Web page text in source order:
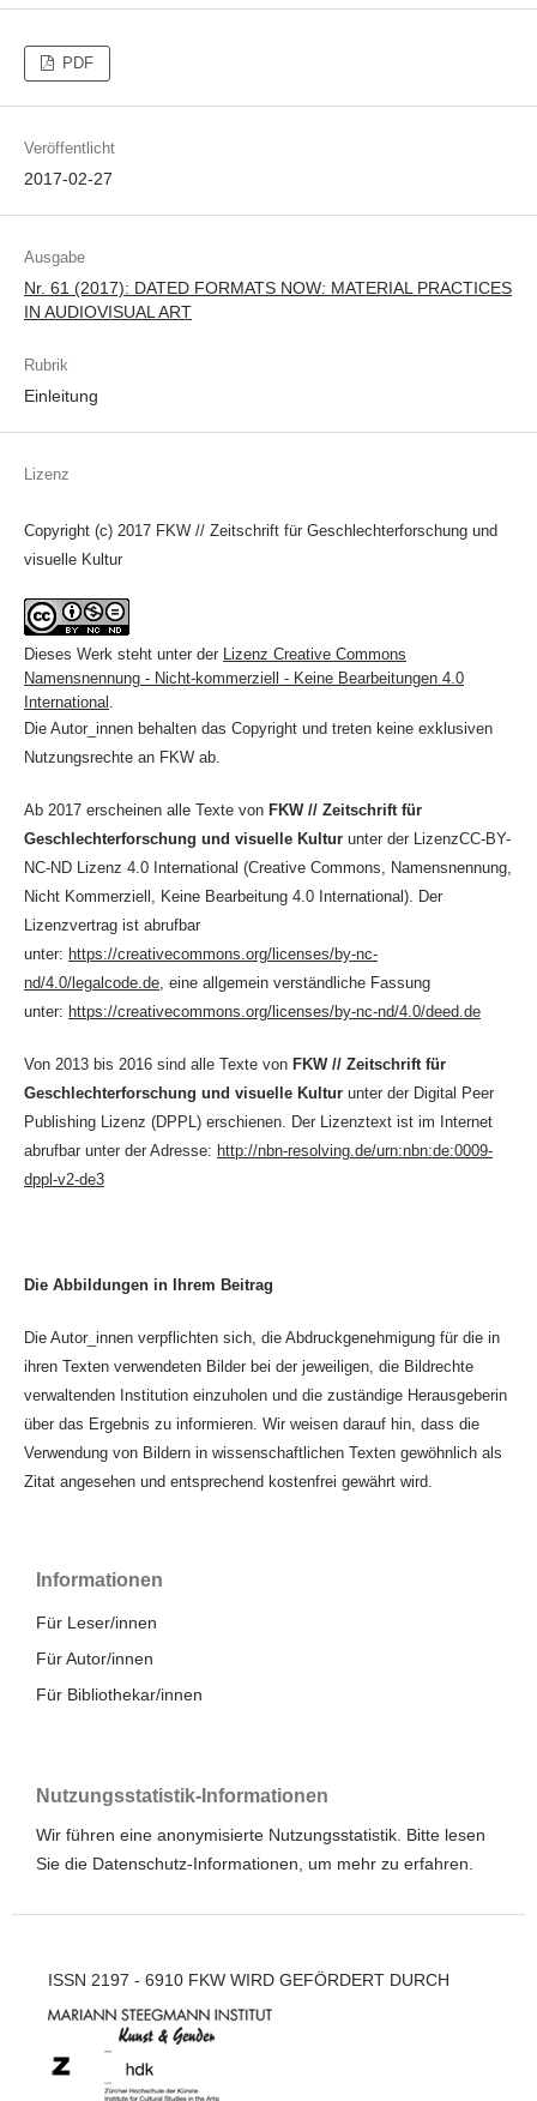
PDF
Veröffentlicht
2017-02-27
Ausgabe
Nr. 61 (2017): DATED FORMATS NOW: MATERIAL PRACTICES
IN AUDIOVISUAL ART
Rubrik
Einleitung
Lizenz
Copyright (c) 2017 FKW // Zeitschrift für Geschlechterforschung und
visuelle Kultur
Dieses Werk steht unter der Lizenz Creative Commons
Namensnennung - Nicht-kommerziell - Keine Bearbeitungen 4.0
International .
Die Autor_innen behalten das Copyright und treten keine exklusiven
Nutzungsrechte an FKW ab.
Ab 2017 erscheinen alle Texte von FKW // Zeitschrift für
Geschlechterforschung und visuelle Kulturunter der LizenzCC-BY-
NC-ND Lizenz 4.0 International (Creative Commons, Namensnennung,
Nicht Kommerziell, Keine Bearbeitung 4.0 International). Der
Lizenzvertrag ist abrufbar
unter: https://creativecommons.org/licenses/by-nc-
nd/4.0/legalcode.de, eine allgemein verständliche Fassung
unter: https://creativecommons.org/licenses/by-nc-nd/4.0/deed.de
Von 2013 bis 2016 sind alle Texte von FKW // Zeitschrift für
Geschlechterforschung und visuelle Kulturunter der Digital Peer
Publishing Lizenz (DPPL) erschienen. Der Lizenztext ist im Internet
abrufbar unter der Adresse: http://nbn-resolving.de/urn:nbn:de:0009-
dppl-v2-de3
Die Abbildungen in Ihrem Beitrag
Die Autor_innen verpflichten sich, die Abdruckgenehmigung für die in
ihren Texten verwendeten Bilder bei der jeweiligen, die Bildrechte
verwaltenden Institution einzuholen und die zuständige Herausgeberin
über das Ergebnis zu informieren. Wir weisen darauf hin, dass die
Verwendung von Bildern in wissenschaftlichen Texten gewöhnlich als
Zitat angesehen und entsprechend kostenfrei gewährt wird.
Informationen
Für Leser/innen
Für Autor/innen
Für Bibliothekar/innen
Nutzungsstatistik-Informationen
Wir führen eine anonymisierte Nutzungsstatistik. Bitte lesen
Sie die Datenschutz-Informationen , um mehr zu erfahren.
ISSN 2197 - 6910 FKW WIRD GEFÖRDERT DURCH